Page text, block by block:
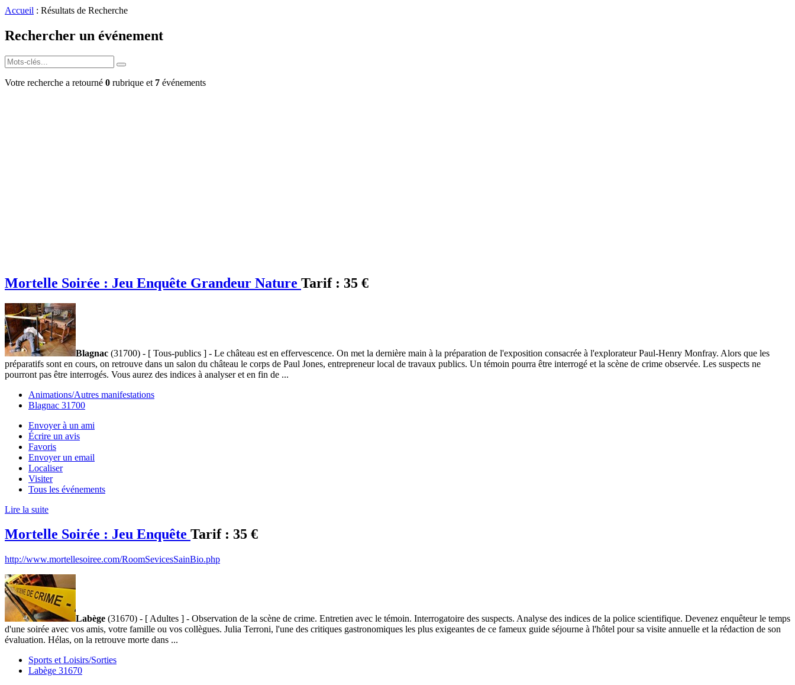
Accueil : Résultats de Recherche
Rechercher un événement
Votre recherche a retourné 0 rubrique et 7 événements
Mortelle Soirée : Jeu Enquête Grandeur Nature Tarif : 35 €
Blagnac (31700) - [ Tous-publics ] - Le château est en effervescence. On met la dernière main à la préparation de l'exposition consacrée à l'explorateur Paul-Henry Monfray. Alors que les
préparatifs sont en cours, on retrouve dans un salon du château le corps de Paul Jones, entrepreneur local de travaux publics. Un témoin pourra être interrogé et la scène de crime observée. Les suspects ne
pourront pas être interrogés. Vous aurez des indices à analyser et en fin de ...
Animations/Autres manifestations
Blagnac 31700
Envoyer à un ami
Écrire un avis
Favoris
Envoyer un email
Localiser
Visiter
Tous les événements
Lire la suite
Mortelle Soirée : Jeu Enquête Tarif : 35 €
http://www.mortellesoiree.com/RoomSevicesSainBio.php
Labège (31670) - [ Adultes ] - Observation de la scène de crime. Entretien avec le témoin. Interrogatoire des suspects. Analyse des indices de la police scientifique. Devenez enquêteur le temps
d'une soirée avec vos amis, votre famille ou vos collègues. Julia Terroni, l'une des critiques gastronomiques les plus exigeantes de ce fameux guide séjourne à l'hôtel pour sa visite annuelle et la rédaction de son
évaluation. Hélas, on la retrouve morte dans ...
Sports et Loisirs/Sorties
Labège 31670